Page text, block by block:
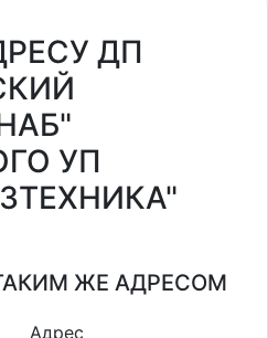
ДП
УП
ЖЕ АДРЕСОМ
Адрес